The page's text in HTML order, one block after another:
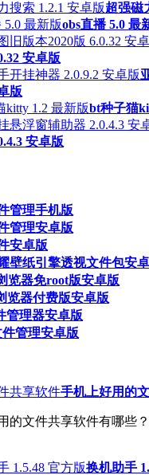
超强磁
obs直播 5.0 最
安卓版
版
bt种子猫
安卓版
管理手机版
管理安卓版
安卓版
壁纸引擎透视文件包安
览器免root版安卓版
览器付费版安卓版
管理器安卓版
管理安卓版
手机上好用的
的文件共享软件有哪些
换机助手